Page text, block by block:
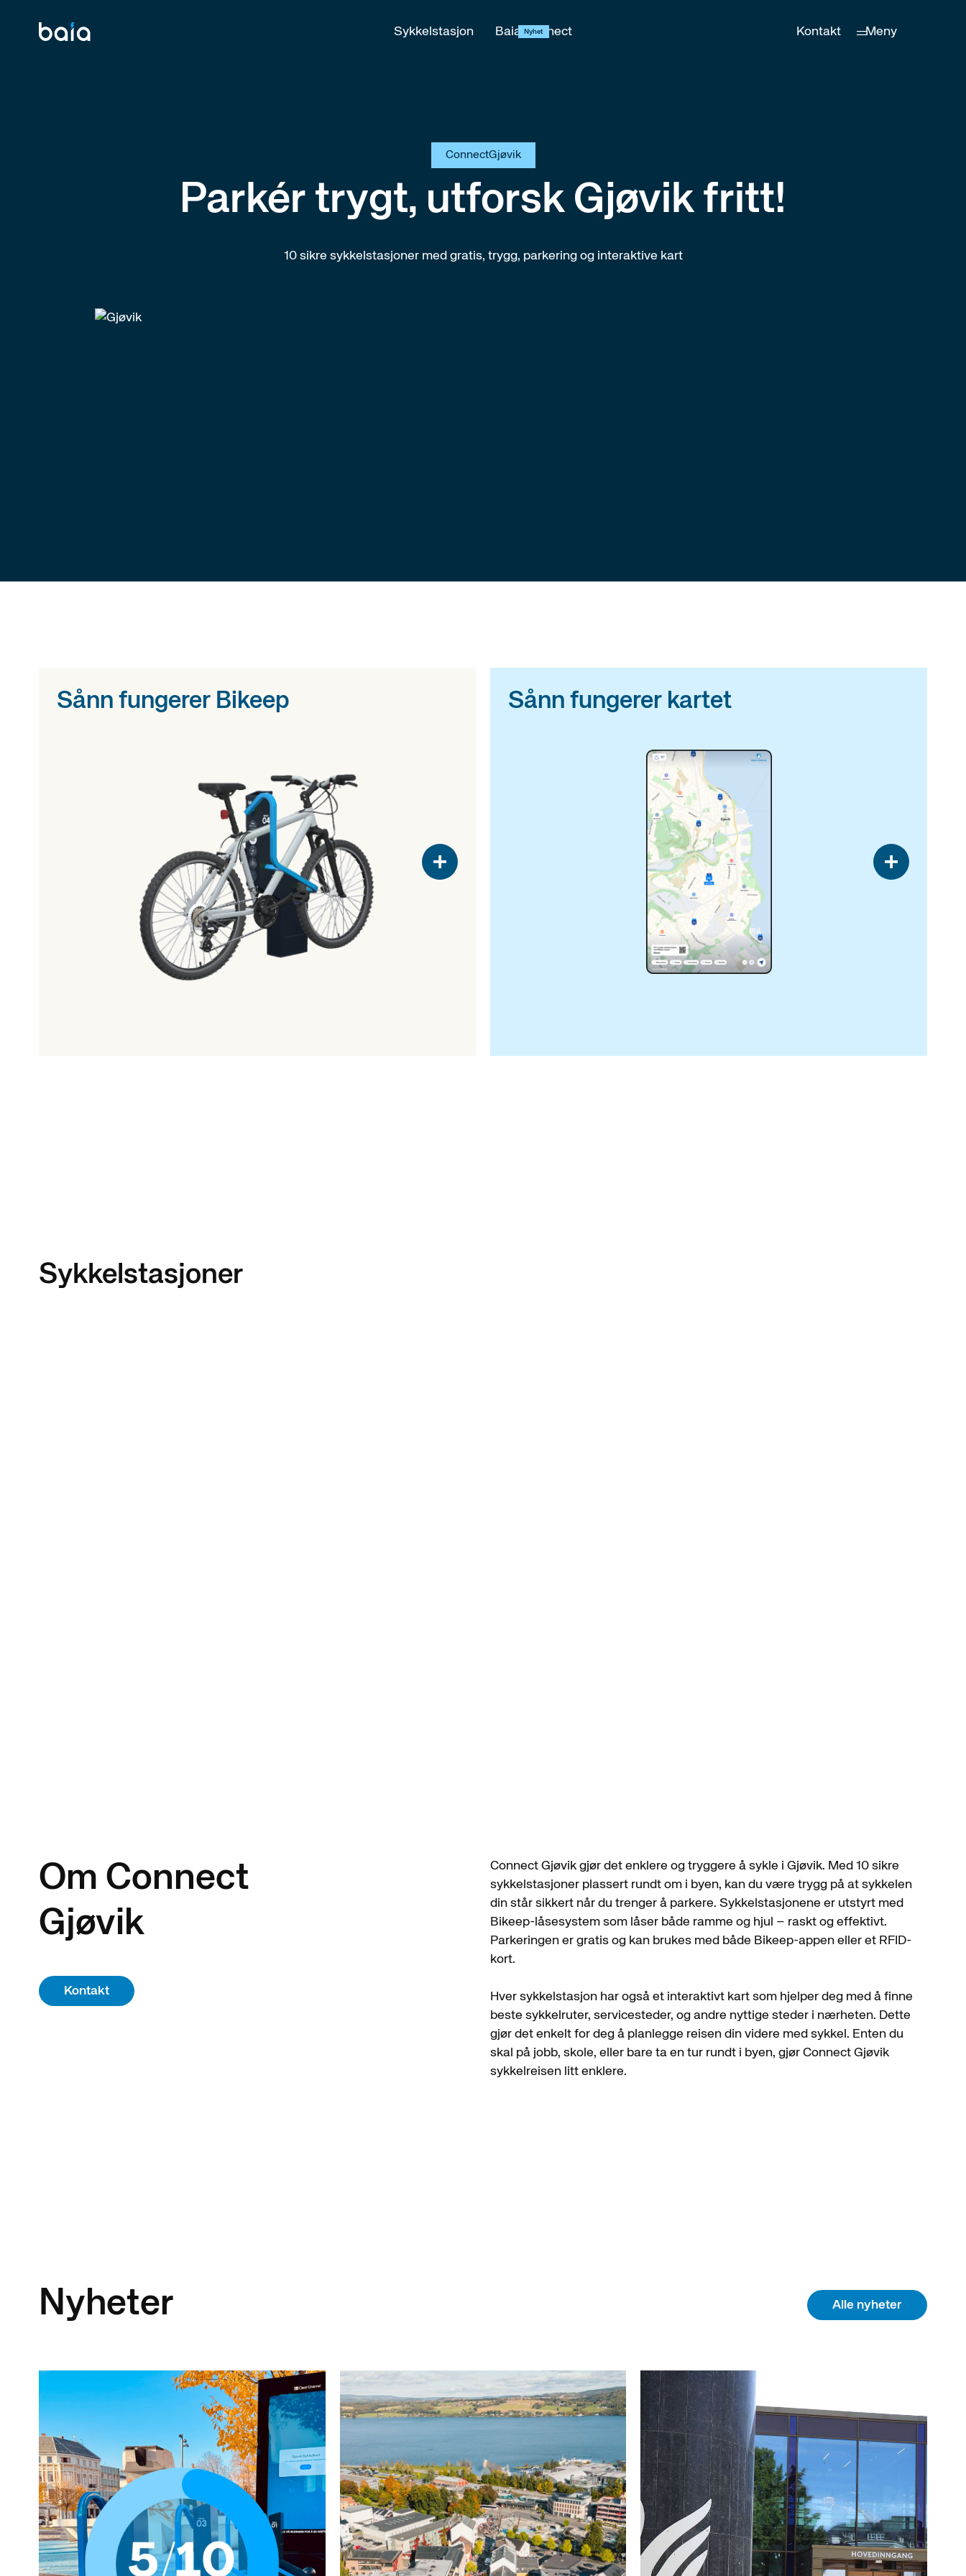
Sykkelstasjon Baia Connect
Nyhet Kontakt Meny
ConnectGjøvik
Parkér trygt, utforsk Gjøvik fritt!
10 sikre sykkelstasjoner med gratis, trygg, parkering og interaktive kart
Sånn fungerer Bikeep Sånn fungerer kartet
Sykkelstasjoner
Om Connect
Gjøvik
Kontakt
Connect Gjøvik gjør det enklere og tryggere å sykle i Gjøvik. Med 10 sikre
sykkelstasjoner plassert rundt om i byen, kan du være trygg på at sykkelen
din står sikkert når du trenger å parkere. Sykkelstasjonene er utstyrt med
Bikeep-låsesystem som låser både ramme og hjul – raskt og effektivt.
Parkeringen er gratis og kan brukes med både Bikeep-appen eller et RFID-
kort.
Hver sykkelstasjon har også et interaktivt kart som hjelper deg med å finne
beste sykkelruter, servicesteder, og andre nyttige steder i nærheten. Dette
gjør det enkelt for deg å planlegge reisen din videre med sykkel. Enten du
skal på jobb, skole, eller bare ta en tur rundt i byen, gjør Connect Gjøvik
sykkelreisen litt enklere.
Nyheter Alle nyheter